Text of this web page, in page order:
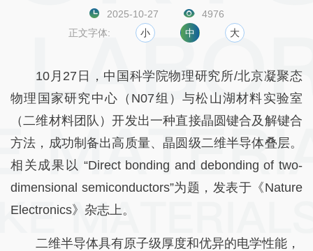
2025-10-27
4976
正文字体:
小 中 大
10月27日，中国科学院物理研究所/北京凝聚态
物理国家研究中心（N07组）与松山湖材料实验室
（二维材料团队）开发出一种直接晶圆键合及解键合
方法，成功制备出高质量、晶圆级二维半导体叠层。
相关成果以 “Direct bonding and debonding of two-
dimensional semiconductors”为题，发表于《Nature
Electronics》杂志上。
二维半导体具有原子级厚度和优异的电学性能，